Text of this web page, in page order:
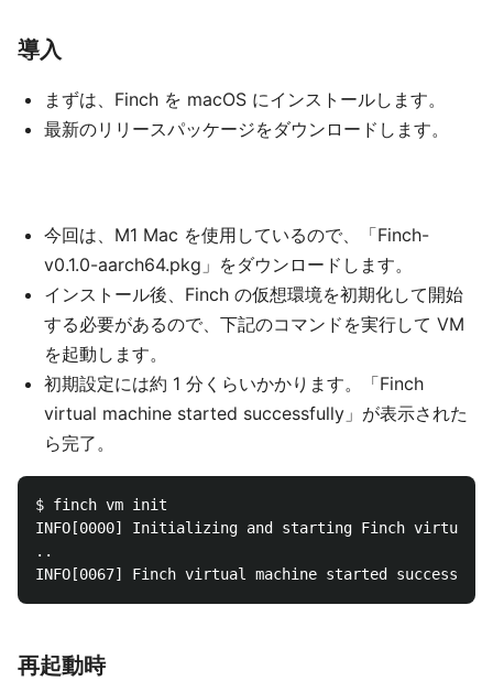
導入
まずは、Finch を macOS にインストールします。
最新のリリースパッケージをダウンロードします。
今回は、M1 Mac を使用しているので、「Finch-
v0.1.0-aarch64.pkg」をダウンロードします。
インストール後、Finch の仮想環境を初期化して開始
する必要があるので、下記のコマンドを実行して VM
を起動します。
初期設定には約 1 分くらいかかります。「Finch
virtual machine started successfully」が表示された
ら完了。
$ finch vm init
INFO[0000] Initializing and starting Finch virtual
..
再起動時